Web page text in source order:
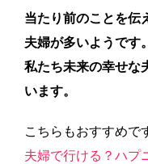
当たり前のことを伝
夫婦が多いようです
私たち未来の幸せな
います。
こちらもおすすめで
夫婦で行ける？ハプ